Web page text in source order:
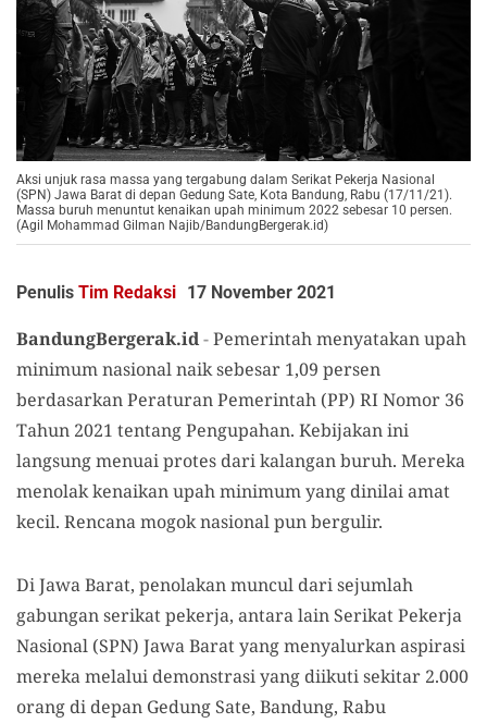
Aksi unjuk rasa massa yang tergabung dalam Serikat Pekerja Nasional
(SPN) Jawa Barat di depan Gedung Sate, Kota Bandung, Rabu (17/11/21).
Massa buruh menuntut kenaikan upah minimum 2022 sebesar 10 persen.
(Agil Mohammad Gilman Najib/BandungBergerak.id)
Penulis Tim Redaksi 17 November 2021
BandungBergerak.id-Pemerintah menyatakan upah
minimum nasional naik sebesar 1,09 persen
berdasarkan Peraturan Pemerintah (PP) RI Nomor 36
Tahun 2021 tentang Pengupahan. Kebijakan ini
langsung menuai protes dari kalangan buruh. Mereka
menolak kenaikan upah minimum yang dinilai amat
kecil. Rencana mogok nasional pun bergulir.
Di Jawa Barat, penolakan muncul dari sejumlah
gabungan serikat pekerja, antara lain Serikat Pekerja
Nasional (SPN) Jawa Barat yang menyalurkan aspirasi
mereka melalui demonstrasi yang diikuti sekitar 2.000
orang di depan Gedung Sate, Bandung, Rabu